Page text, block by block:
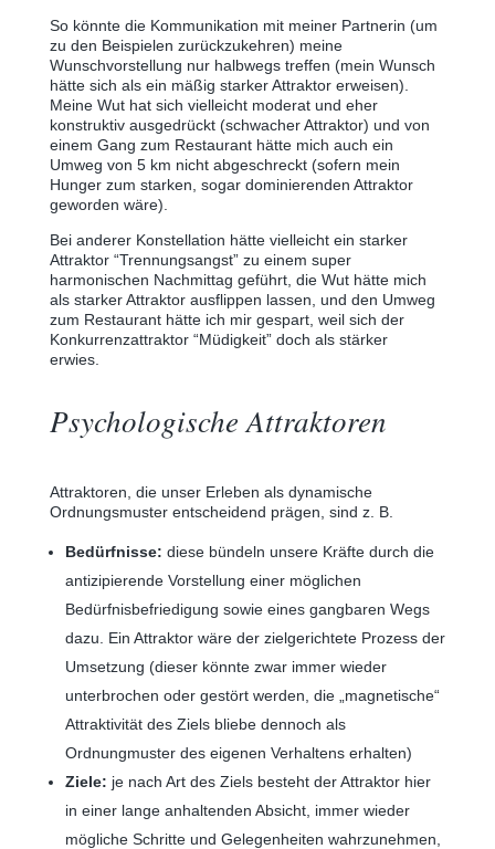
So könnte die Kommunikation mit meiner Partnerin (um
zu den Beispielen zurückzukehren) meine
Wunschvorstellung nur halbwegs treffen (mein Wunsch
hätte sich als ein mäßig starker Attraktor erweisen).
Meine Wut hat sich vielleicht moderat und eher
konstruktiv ausgedrückt (schwacher Attraktor) und von
einem Gang zum Restaurant hätte mich auch ein
Umweg von 5 km nicht abgeschreckt (sofern mein
Hunger zum starken, sogar dominierenden Attraktor
geworden wäre).
Bei anderer Konstellation hätte vielleicht ein starker
Attraktor “Trennungsangst” zu einem super
harmonischen Nachmittag geführt, die Wut hätte mich
als starker Attraktor ausflippen lassen, und den Umweg
zum Restaurant hätte ich mir gespart, weil sich der
Konkurrenzattraktor “Müdigkeit” doch als stärker
erwies.
Psychologische Attraktoren
Attraktoren, die unser Erleben als dynamische
Ordnungsmuster entscheidend prägen, sind z. B.
Bedürfnisse: diese bündeln unsere Kräfte durch die
antizipierende Vorstellung einer möglichen
Bedürfnisbefriedigung sowie eines gangbaren Wegs
dazu. Ein Attraktor wäre der zielgerichtete Prozess der
Umsetzung (dieser könnte zwar immer wieder
unterbrochen oder gestört werden, die „magnetische“
Attraktivität des Ziels bliebe dennoch als
Ordnungmuster des eigenen Verhaltens erhalten)
Ziele: je nach Art des Ziels besteht der Attraktor hier
in einer lange anhaltenden Absicht, immer wieder
mögliche Schritte und Gelegenheiten wahrzunehmen,